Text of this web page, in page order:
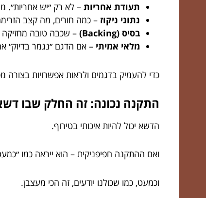
תעודת אחריות – לא רק ״יש אחריות״.
נתוני ניקוז – כמה חורים, מה קצב
בסיס (Backing)
– שכבה טובה מחזיקה
מלאי אמיתי – אם הדגם ״נגמר בדיוק״
כדי להעמיק בדגמים ולראות אפשרויות
התקנה נכונה: זה החלק שבו
הדשא יכול להיות איכותי בטירוף.
ואם ההתקנה חפיפניקית – הוא ייראה כמו
וכמעט, כמו שכולנו יודעים, זה הכי מעצבן.